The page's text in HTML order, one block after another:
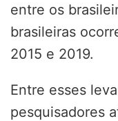
entre os
brasileiras
2015 e 2019.
Entre esses
pesquisadores